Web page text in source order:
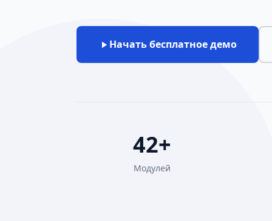
Начать бесплатное демо
42+
Модулей